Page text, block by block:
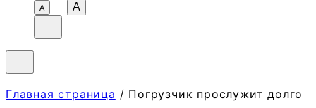
А A
Главная страница / Погрузчик прослужит долго